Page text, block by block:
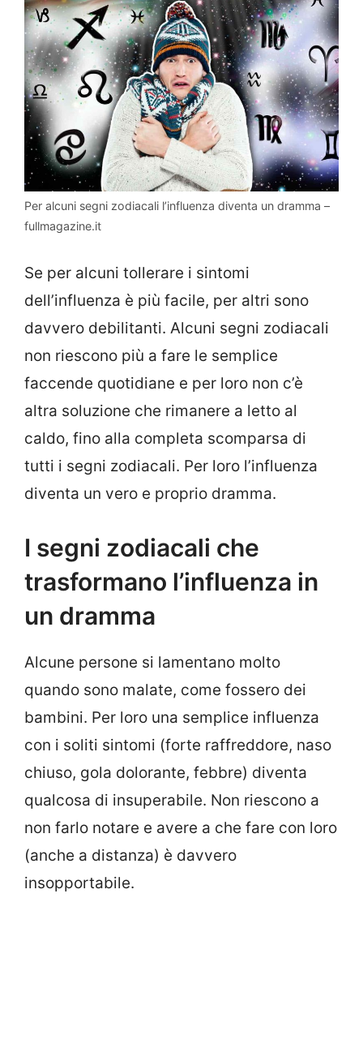
Per alcuni segni zodiacali l’influenza diventa un dramma –
fullmagazine.it
Se per alcuni tollerare i sintomi
dell’influenza è più facile, per altri sono
davvero debilitanti. Alcuni segni zodiacali
non riescono più a fare le semplice
faccende quotidiane e per loro non c’è
altra soluzione che rimanere a letto al
caldo, fino alla completa scomparsa di
tutti i segni zodiacali. Per loro l’influenza
diventa un vero e proprio dramma.
I segni zodiacali che
trasformano l’influenza in
un dramma
Alcune persone si lamentano molto
quando sono malate, come fossero dei
bambini. Per loro una semplice influenza
con i soliti sintomi (forte raffreddore, naso
chiuso, gola dolorante, febbre) diventa
qualcosa di insuperabile. Non riescono a
non farlo notare e avere a che fare con loro
(anche a distanza) è davvero
insopportabile.